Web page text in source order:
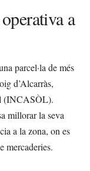
a
parcel·la de més
d’Alcarràs,
(INCASÒL).
millorar la seva
a la zona, on es
mercaderies.